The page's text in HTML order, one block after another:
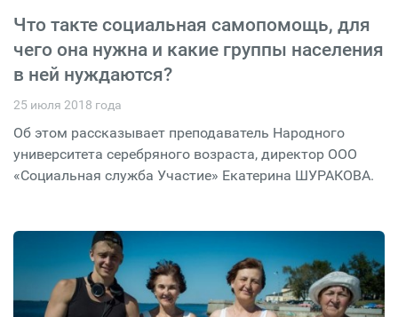
Что такте социальная самопомощь, для
чего она нужна и какие группы населения
в ней нуждаются?
25 июля 2018 года
Об этом рассказывает преподаватель Народного
университета серебряного возраста, директор ООО
«Социальная служба Участие» Екатерина ШУРАКОВА.